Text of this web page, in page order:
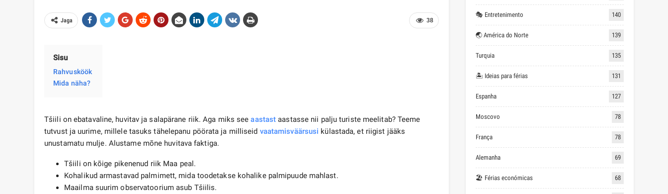
38
Jaga
Sisu
Rahvusköök ​
Mida näha?
Tšiili on ebatavaline, huvitav ja salapärane riik. Aga miks seeaastast aastasse nii palju turiste meelitab? Teeme
tutvust ja uurime, millele tasuks tähelepanu pöörata ja milliseid vaatamisväärsusi külastada, et riigist jääks
unustamatu mulje. Alustame mõne huvitava faktiga.
Tšiili on kõige pikenenud riik Maa peal.
Kohalikud armastavad palmimett, mida toodetakse kohalike palmipuude mahlast.
Maailma suurim observatoorium asub Tšiilis.
🎭 Entretenimento 140
🌏 América do Norte 139
Turquia 135
🏝 Ideias para férias 131
Espanha 127
Moscovo 78
França 78
Alemanha 69
🏖 Férias económicas 68